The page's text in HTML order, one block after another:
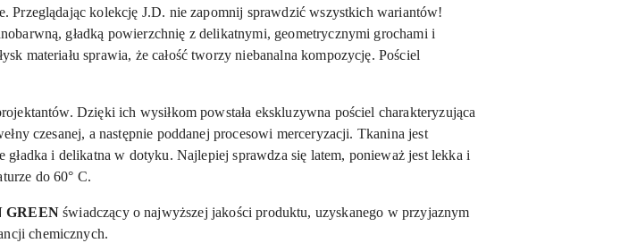
Przeglądając kolekcję J.D. nie zapomnij sprawdzić wszystkich wariantów!
gładką powierzchnię z delikatnymi, geometrycznymi grochami i
materiału sprawia, że całość tworzy niebanalna kompozycję. Pościel
Dzięki ich wysiłkom powstała ekskluzywna pościel charakteryzująca
czesanej, a następnie poddanej procesowi merceryzacji. Tkanina jest
gładka i delikatna w dotyku. Najlepiej sprawdza się latem, ponieważ jest lekka i
do 60° C.
GREENświadczący o najwyższej jakości produktu, uzyskanego w przyjaznym
chemicznych.